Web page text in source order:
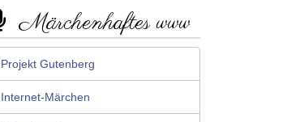
Märchenhaftes www
Projekt Gutenberg
Internet-Märchen